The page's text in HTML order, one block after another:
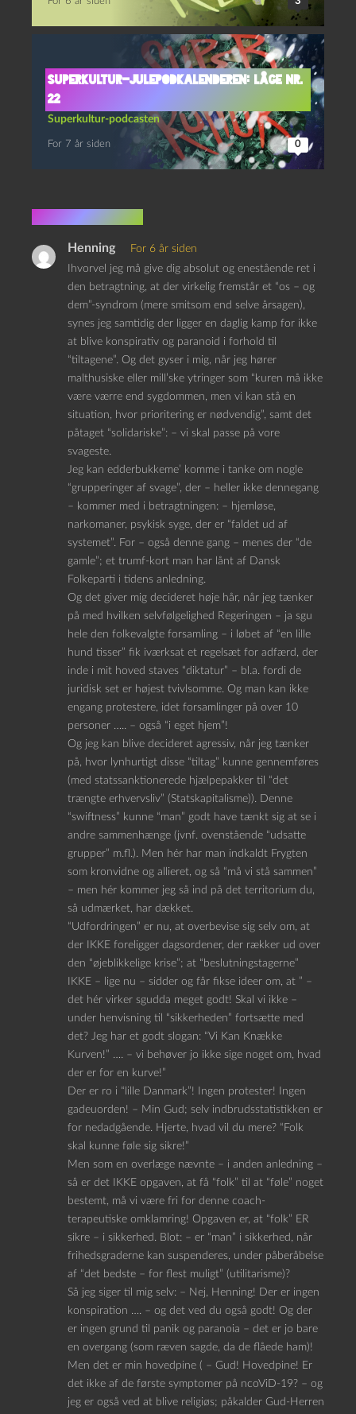
Superkultur-julepodkalenderen: Låge nr.
22
Superkultur-podcasten
For 7 år siden 0
4 kommentarer
Henning
For 6 år siden
Ihvorvel jeg må give dig absolut og enestående ret i
den betragtning, at der virkelig fremstår et “os – og
dem”-syndrom (mere smitsom end selve årsagen),
synes jeg samtidig der ligger en daglig kamp for ikke
at blive konspirativ og paranoid i forhold til
“tiltagene”. Og det gyser i mig, når jeg hører
malthusiske eller mill’ske ytringer som “kuren må ikke
være værre end sygdommen, men vi kan stå en
situation, hvor prioritering er nødvendig”, samt det
påtaget “solidariske”: – vi skal passe på vore
svageste.
Jeg kan edderbukkeme’ komme i tanke om nogle
“grupperinger af svage”, der – heller ikke dennegang
– kommer med i betragtningen: – hjemløse,
narkomaner, psykisk syge, der er “faldet ud af
systemet”. For – også denne gang – menes der “de
gamle”; et trumf-kort man har lånt af Dansk
Folkeparti i tidens anledning.
Og det giver mig decideret høje hår, når jeg tænker
på med hvilken selvfølgelighed Regeringen – ja sgu
hele den folkevalgte forsamling – i løbet af “en lille
hund tisser” fik iværksat et regelsæt for adfærd, der
inde i mit hoved staves “diktatur” – bl.a. fordi de
juridisk set er højest tvivlsomme. Og man kan ikke
engang protestere, idet forsamlinger på over 10
personer ….. – også “i eget hjem”!
Og jeg kan blive decideret agressiv, når jeg tænker
på, hvor lynhurtigt disse “tiltag” kunne gennemføres
(med statssanktionerede hjælpepakker til “det
trængte erhvervsliv” (Statskapitalisme)). Denne
“swiftness” kunne “man” godt have tænkt sig at se i
andre sammenhænge (jvnf. ovenstående “udsatte
grupper” m.fl.). Men hér har man indkaldt Frygten
som kronvidne og allieret, og så “må vi stå sammen”
– men hér kommer jeg så ind på det territorium du,
så udmærket, har dækket.
“Udfordringen” er nu, at overbevise sig selv om, at
der IKKE foreligger dagsordener, der rækker ud over
den “øjeblikkelige krise”; at “beslutningstagerne”
IKKE – lige nu – sidder og får fikse ideer om, at ” –
det hér virker sgudda meget godt! Skal vi ikke –
under henvisning til “sikkerheden” fortsætte med
det? Jeg har et godt slogan: “Vi Kan Knække
Kurven!” …. – vi behøver jo ikke sige noget om, hvad
der er for en kurve!”
Der er ro i “lille Danmark”! Ingen protester! Ingen
gadeuorden! – Min Gud; selv indbrudsstatistikken er
for nedadgående. Hjerte, hvad vil du mere? “Folk
skal kunne føle sig sikre!”
Men som en overlæge nævnte – i anden anledning –
så er det IKKE opgaven, at få “folk” til at “føle” noget
bestemt, må vi være fri for denne coach-
terapeutiske omklamring! Opgaven er, at “folk” ER
sikre – i sikkerhed. Blot: – er “man” i sikkerhed, når
frihedsgraderne kan suspenderes, under påberåbelse
af “det bedste – for flest muligt” (utilitarisme)?
Så jeg siger til mig selv: – Nej, Henning! Der er ingen
konspiration …. – og det ved du også godt! Og der
er ingen grund til panik og paranoia – det er jo bare
en overgang (som ræven sagde, da de flåede ham)!
Men det er min hovedpine ( – Gud! Hovedpine! Er
det ikke af de første symptomer på ncoViD-19? – og
jeg er også ved at blive religiøs; påkalder Gud-Herren